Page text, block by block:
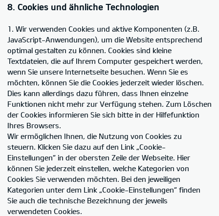
8. Cookies und ähnliche Technologien
1. Wir verwenden Cookies und aktive Komponenten (z.B.
JavaScript-Anwendungen), um die Website entsprechend
optimal gestalten zu können. Cookies sind kleine
Textdateien, die auf Ihrem Computer gespeichert werden,
wenn Sie unsere Internetseite besuchen. Wenn Sie es
möchten, können Sie die Cookies jederzeit wieder löschen.
Dies kann allerdings dazu führen, dass Ihnen einzelne
Funktionen nicht mehr zur Verfügung stehen. Zum Löschen
der Cookies informieren Sie sich bitte in der Hilfefunktion
Ihres Browsers.
Wir ermöglichen Ihnen, die Nutzung von Cookies zu
steuern. Klicken Sie dazu auf den Link „Cookie-
Einstellungen“ in der obersten Zeile der Webseite. Hier
können Sie jederzeit einstellen, welche Kategorien von
Cookies Sie verwenden möchten. Bei den jeweiligen
Kategorien unter dem Link „Cookie-Einstellungen“ finden
Sie auch die technische Bezeichnung der jeweils
verwendeten Cookies.